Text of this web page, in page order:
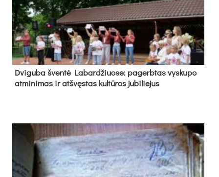
Dvi­gu­ba šven­tė La­bar­džiuo­se: pa­gerb­tas vys­ku­po
at­mi­ni­mas ir at­švęs­tas kul­tū­ros ju­bi­lie­jus